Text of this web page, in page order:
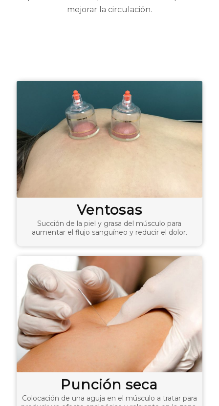
mejorar la circulación.
Ventosas
Succión de la piel y grasa del músculo para
aumentar el flujo sanguíneo y reducir el dolor.
Punción seca
Colocación de una aguja en el músculo a tratar para